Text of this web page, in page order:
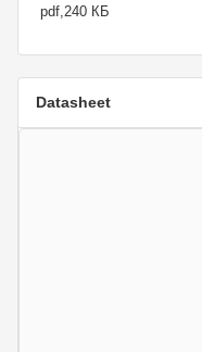
pdf,240 КБ
Datasheet